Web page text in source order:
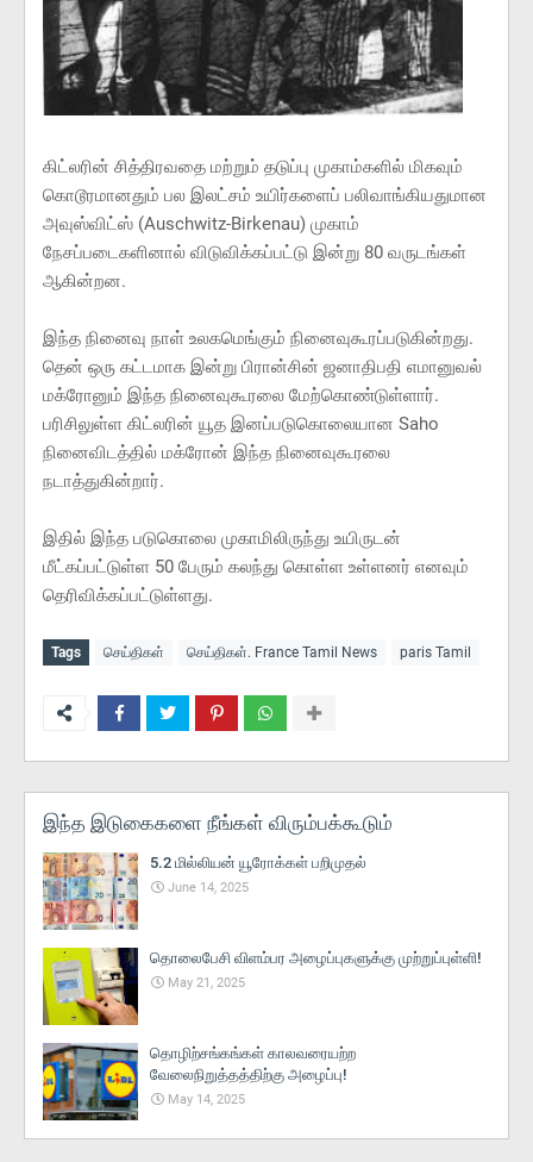
கிட்லரின் சித்திரவதை மற்றும் தடுப்பு முகாம்களில் மிகவும்
கொடூரமானதும் பல இலட்சம் உயிர்களைப் பலிவாங்கியதுமான
அவுஸ்விட்ஸ் (Auschwitz-Birkenau) முகாம்
நேசப்படைகளினால் விடுவிக்கப்பட்டு இன்று 80 வருடங்கள்
ஆகின்றன.
இந்த நினைவு நாள் உலகமெங்கும் நினைவுகூரப்படுகின்றது.
தென் ஒரு கட்டமாக இன்று பிரான்சின் ஜனாதிபதி எமானுவல்
மக்ரோனும் இந்த நினைவுகூரலை மேற்கொண்டுள்ளார்.
பரிசிலுள்ள கிட்லரின் யூத இனப்படுகொலையான Saho
நினைவிடத்தில் மக்ரோன் இந்த நினைவுகூரலை
நடாத்துகின்றார்.
இதில் இந்த படுகொலை முகாமிலிருந்து உயிருடன்
மீட்கப்பட்டுள்ள 50 பேரும் கலந்து கொள்ள உள்ளனர் எனவும்
தெரிவிக்கப்பட்டுள்ளது.
Tags செய்திகள் செய்திகள். France Tamil News paris Tamil
இந்த இடுகைகளை நீங்கள் விரும்பக்கூடும்
5.2 மில்லியன் யூரோக்கள் பறிமுதல்
June 14, 2025
தொலைபேசி விளம்பர அழைப்புகளுக்கு முற்றுப்புள்ளி!
May 21, 2025
தொழிற்சங்கங்கள் காலவரையற்ற
வேலைநிறுத்தத்திற்கு அழைப்பு!
May 14, 2025